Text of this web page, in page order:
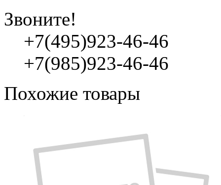
Звоните!
+7(495)923-46-46
+7(985)923-46-46
Похожие товары